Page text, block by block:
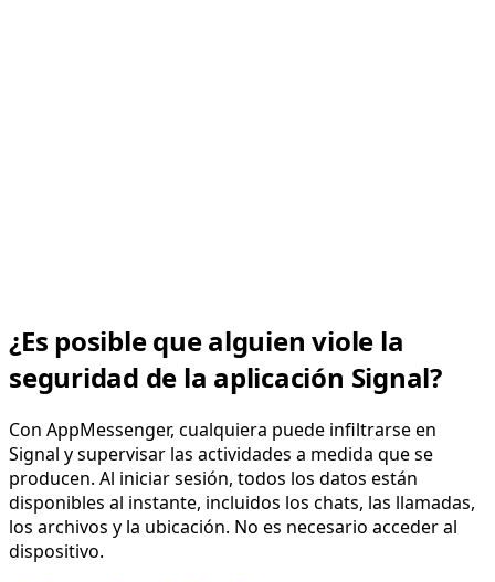
¿Es posible que alguien viole la
seguridad de la aplicación Signal?
Con AppMessenger, cualquiera puede infiltrarse en
Signal y supervisar las actividades a medida que se
producen. Al iniciar sesión, todos los datos están
disponibles al instante, incluidos los chats, las llamadas,
los archivos y la ubicación. No es necesario acceder al
dispositivo.